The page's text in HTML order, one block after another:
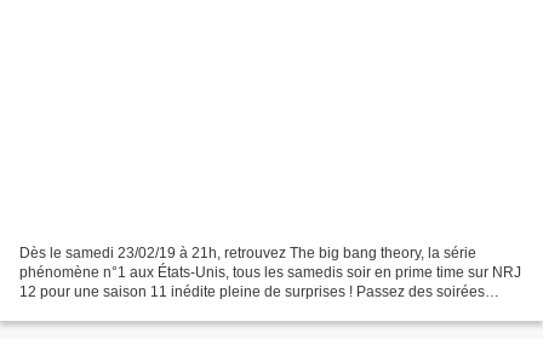
Dès le samedi 23/02/19 à 21h, retrouvez The big bang theory, la série
phénomène n°1 aux États-Unis, tous les samedis soir en prime time sur NRJ
12 pour une saison 11 inédite pleine de surprises ! Passez des soirées